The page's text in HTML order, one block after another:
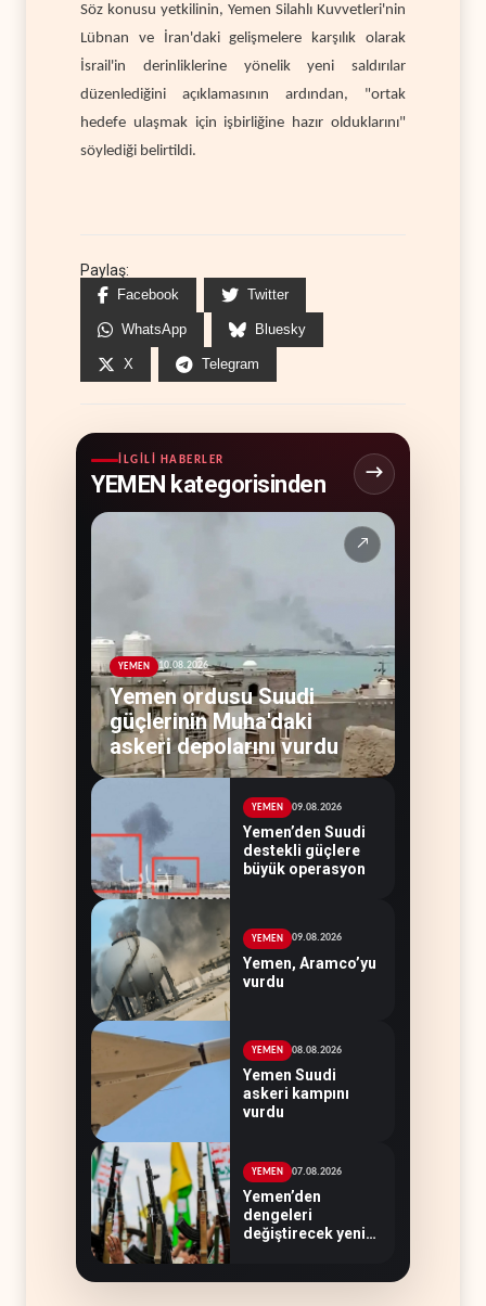
Söz konusu yetkilinin, Yemen Silahlı Kuvvetleri'nin
Lübnan ve İran'daki gelişmelere karşılık olarak
İsrail'in derinliklerine yönelik yeni saldırılar
düzenlediğini açıklamasının ardından, "ortak
hedefe ulaşmak için işbirliğine hazır olduklarını"
söylediği belirtildi.
Paylaş:
Facebook Twitter
WhatsApp Bluesky
X Telegram
İLGILI HABERLER
YEMEN kategorisinden
↗
YEMEN 10.08.2026
Yemen ordusu Suudi
güçlerinin Muha'daki
askeri depolarını vurdu
YEMEN 09.08.2026
Yemen’den Suudi
destekli güçlere
büyük operasyon
YEMEN 09.08.2026
Yemen, Aramco’yu
vurdu
YEMEN 08.08.2026
Yemen Suudi
askeri kampını
vurdu
YEMEN 07.08.2026
Yemen’den
dengeleri
değiştirecek yeni